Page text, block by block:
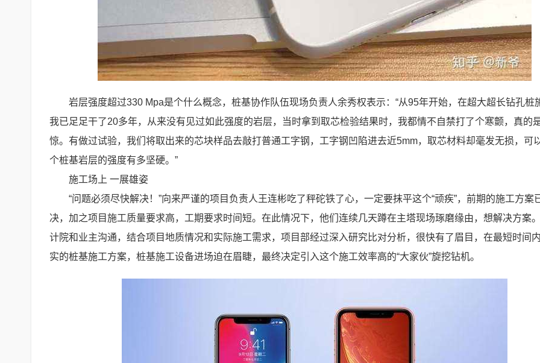
岩层强度超过330 Mpa是个什么概念，桩基协作队伍现场负责人余秀权表示：“从95年开始，在超大超长钻孔桩
我已足足干了20多年，从来没有见过如此强度的岩层，当时拿到取芯检验结果时，我都情不自禁打了个寒颤，真的
惊。有做过试验，我们将取出来的芯块样品去敲打普通工字钢，工字钢凹陷进去近5mm，取芯材料却毫发无损，可
个桩基岩层的强度有多坚硬。”
施工场上 一展雄姿
“问题必须尽快解决！”向来严谨的项目负责人王连彬吃了秤砣铁了心，一定要抹平这个“顽疾”，前期的施工方案
决，加之项目施工质量要求高，工期要求时间短。在此情况下，他们连续几天蹲在主塔现场琢磨缘由，想解决方案
计院和业主沟通，结合项目地质情况和实际施工需求，项目部经过深入研究比对分析，很快有了眉目，在最短时间
实的桩基施工方案，桩基施工设备进场迫在眉睫，最终决定引入这个施工效率高的“大家伙”旋挖钻机。